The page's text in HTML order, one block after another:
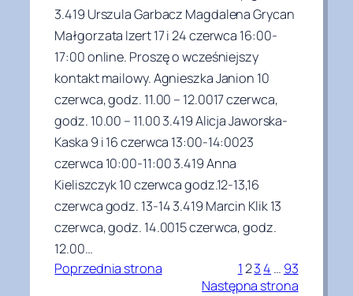
3.419 Urszula Garbacz Magdalena Grycan
Małgorzata Izert 17 i 24 czerwca 16:00-
17:00 online. Proszę o wcześniejszy
kontakt mailowy. Agnieszka Janion 10
czerwca, godz. 11.00 – 12.0017 czerwca,
godz. 10.00 – 11.00 3.419 Alicja Jaworska-
Kaska 9 i 16 czerwca 13:00-14:0023
czerwca 10:00-11:00 3.419 Anna
Kieliszczyk 10 czerwca godz.12-13,16
czerwca godz. 13-14 3.419 Marcin Klik 13
czerwca, godz. 14.0015 czerwca, godz.
12.00…
Poprzednia strona
1234 … 93
Następna strona